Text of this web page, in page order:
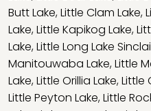
Butt Lake,Little Clam Lake,
Lake,Little Kapikog Lake,
Lake,Little Long Lake
Manitouwaba Lake,Little
Lake,Little Orillia Lake,Little
Little Peyton Lake,Little